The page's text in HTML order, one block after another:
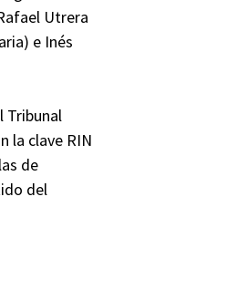
Utrera
e Inés
Tribunal
la clave RIN
de
del